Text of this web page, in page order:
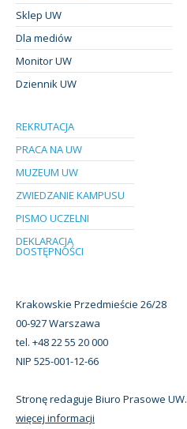
Sklep UW
Dla mediów
Monitor UW
Dziennik UW
REKRUTACJA
PRACA NA UW
MUZEUM UW
ZWIEDZANIE KAMPUSU
PISMO UCZELNI
DEKLARACJA
DOSTĘPNOŚCI
Krakowskie Przedmieście 26/28
00-927 Warszawa
tel. +48 22 55 20 000
NIP 525-001-12-66
Stronę redaguje Biuro Prasowe UW.
więcej informacji